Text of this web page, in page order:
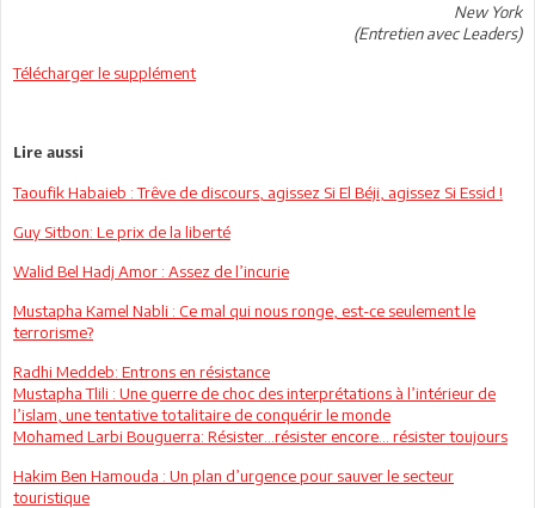
New York
(Entretien avec Leaders)
Télécharger le supplément
Lire aussi
Taoufik Habaieb : Trêve de discours, agissez Si El Béji, agissez Si Essid !
Guy Sitbon: Le prix de la liberté
Walid Bel Hadj Amor : Assez de l’incurie
Mustapha Kamel Nabli : Ce mal qui nous ronge, est-ce seulement le
terrorisme?
Radhi Meddeb: Entrons en résistance
Mustapha Tlili : Une guerre de choc des interprétations à l’intérieur de
l’islam, une tentative totalitaire de conquérir le monde
Mohamed Larbi Bouguerra: Résister…résister encore... résister toujours
Hakim Ben Hamouda : Un plan d’urgence pour sauver le secteur
touristique